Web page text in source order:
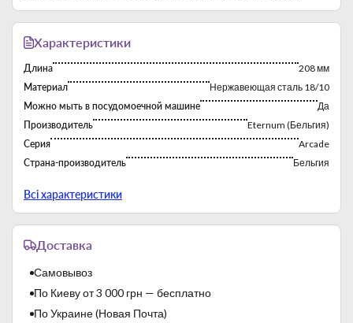
Характеристики
Длина
208 мм
Материал
Нержавеющая сталь 18/10
Можно мыть в посудомоечной машине
Да
Производитель
Eternum (Бельгия)
Серия
Arcade
Страна-производитель
Бельгия
Всі характеристики
Доставка
Самовывоз
По Киеву от 3 000 грн — бесплатно
По Украине (Новая Почта)